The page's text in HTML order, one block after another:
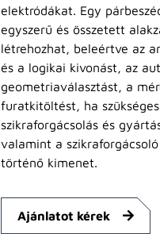
elektródákat. Egy
egyszerű és összetett
létrehozhat, beleértve az
és a logikai kivonást, az
geometriaválasztást, a
furatkitöltést, ha
szikraforgácsolás és
valamint a
történő kimenet.
Ajánlatot kérek